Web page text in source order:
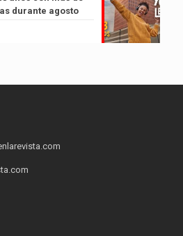
durante agosto